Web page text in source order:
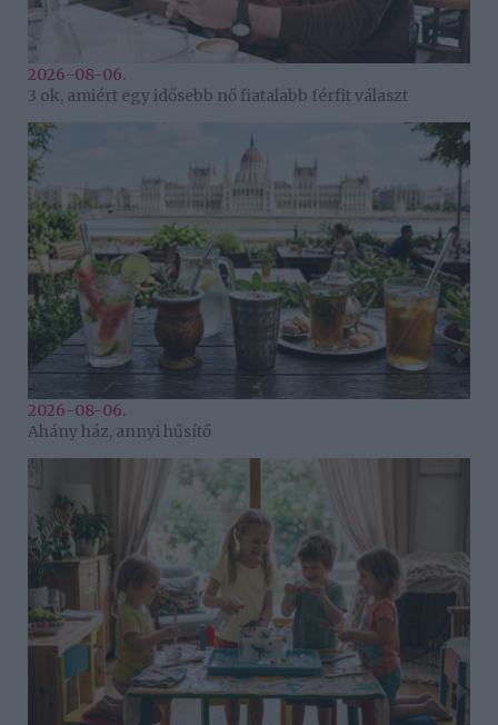
2026-08-06.
3 ok, amiért egy idősebb nő fiatalabb férfit választ
2026-08-06.
Ahány ház, annyi hűsítő